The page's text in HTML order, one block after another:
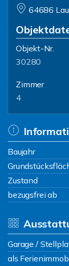
64686
Objekt-Nr.
30280
Zimmer
4
Baujahr
Zustand
bezugsfrei ab
Garage /
als